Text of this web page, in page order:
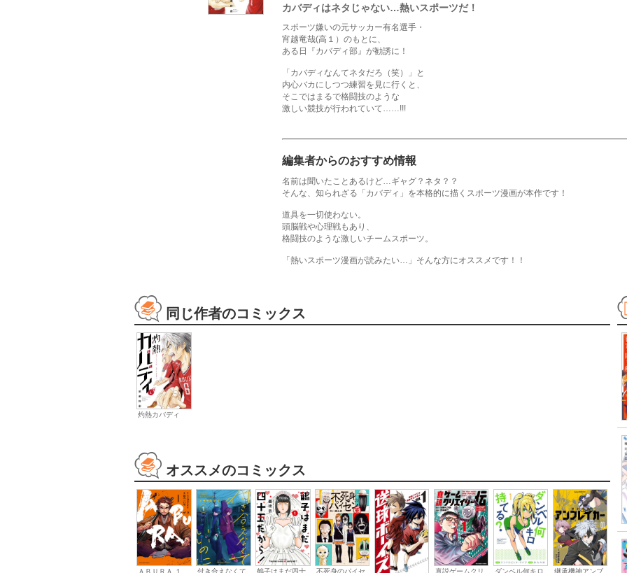
カバディはネタじゃない…熱いスポーツだ！
スポーツ嫌いの元サッカー有名選手・
宵越竜哉(高１）のもとに、
ある日『カバディ部』が勧誘に！
「カバディなんてネタだろ（笑）」と
内心バカにしつつ練習を見に行くと、
そこではまるで格闘技のような
激しい競技が行われていて……!!!
編集者からのおすすめ情報
名前は聞いたことあるけど…ギャグ？ネタ？？
そんな、知られざる「カバディ」を本格的に描くスポーツ漫画が本作です！
道具を一切使わない。
頭脳戦や心理戦もあり、
格闘技のような激しいチームスポーツ。
「熱いスポーツ漫画が読みたい…」そんな方にオススメです！！
同じ作者のコミックス
灼熱カバディ
オススメのコミックス
ＡＢＵＲＡ １
付き合えなくて
鶴子はまだ四十
不死身のパイセ
真説ゲームクリ
ダンベル何キロ
継承機神アンブ